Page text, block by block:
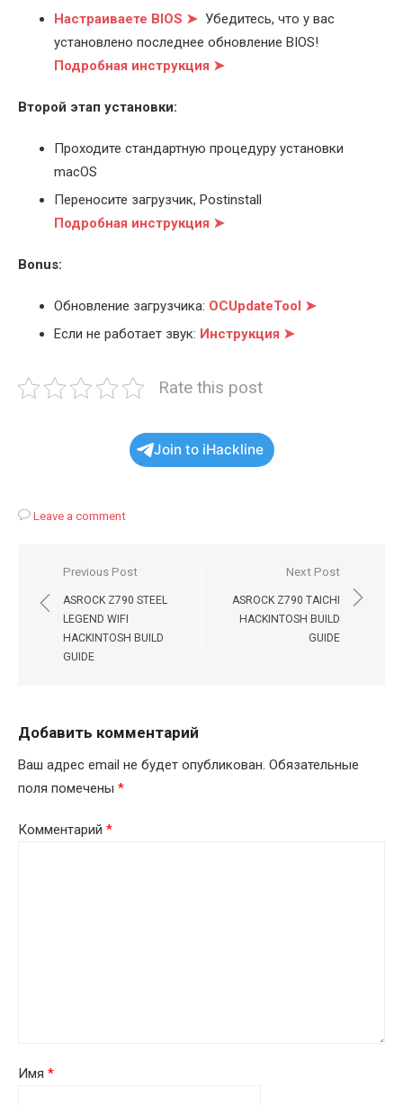
Настраиваете BIOS ➤ Убедитесь, что у вас
установлено последнее обновление BIOS!
Подробная инструкция ➤
Второй этап установки:
Проходите стандартную процедуру установки
macOS
Переносите загрузчик, Postinstall
Подробная инструкция ➤
Bonus:
Обновление загрузчика: OCUpdateTool ➤
Если не работает звук: Инструкция ➤
Rate this post
Join to iHackline
Leave a comment
Навигация
по
записям
Previous Post
ASROCK Z790 STEEL
LEGEND WIFI
HACKINTOSH BUILD
GUIDE
Next Post
ASROCK Z790 TAICHI
HACKINTOSH BUILD
GUIDE
Добавить комментарий
Ваш адрес email не будет опубликован. Обязательные
поля помечены *
Комментарий *
Имя *